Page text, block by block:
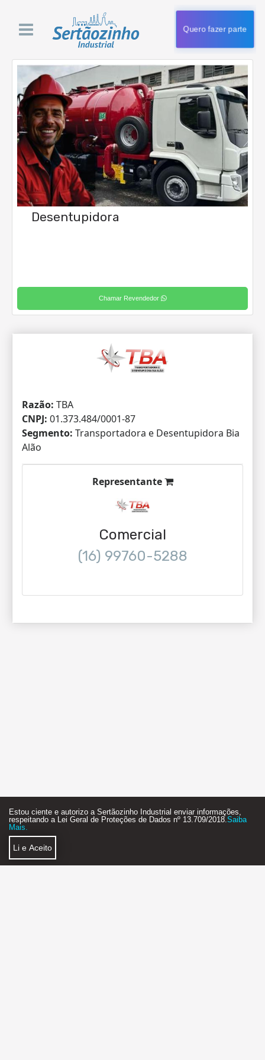
Quero fazer parte
Desentupidora
Chamar Revendedor
Razão: TBA
CNPJ: 01.373.484/0001-87
Segmento: Transportadora e Desentupidora Bia
Alão
Representante
Comercial
(16) 99760-5288
Estou ciente e autorizo a Sertãozinho Industrial enviar informações,
respeitando a Lei Geral de Proteções de Dados nº 13.709/2018. Saiba
Mais.
Li e Aceito